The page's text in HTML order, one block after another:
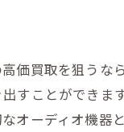
価買取を狙う
すことができ
オーディオ機器